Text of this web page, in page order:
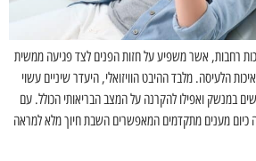
רחבות, אשר משפיע על חזות הפנים לצד פגיעה ממשית
הלעיסה. מלבד ההיבט הוויזואלי, היעדר שיניים עשוי
במנשק ואפילו להקרנה על המצב הבריאותי הכולל. עם
כיום מענים מתקדמים המאפשרים השבת חיוך מלא למראה